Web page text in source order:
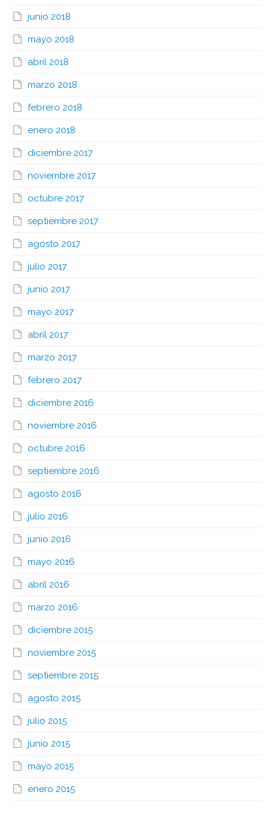
junio 2018
mayo 2018
abril 2018
marzo 2018
febrero 2018
enero 2018
diciembre 2017
noviembre 2017
octubre 2017
septiembre 2017
agosto 2017
julio 2017
junio 2017
mayo 2017
abril 2017
marzo 2017
febrero 2017
diciembre 2016
noviembre 2016
octubre 2016
septiembre 2016
agosto 2016
julio 2016
junio 2016
mayo 2016
abril 2016
marzo 2016
diciembre 2015
noviembre 2015
septiembre 2015
agosto 2015
julio 2015
junio 2015
mayo 2015
enero 2015